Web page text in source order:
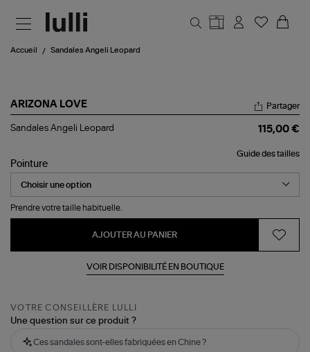
Accueil Sandales Angeli Leopard
ARIZONA LOVE
Sandales
Partager
Sandales Angeli Leopard 115,00 €
Guide des tailles
Pointure
Prendre votre taille habituelle.
AJOUTER AU PANIER
VOIR DISPONIBILITÉ EN BOUTIQUE
VOTRE CONSEILLÈRE LULLI
Une question sur ce produit ?
Ces sandales sont-elles fabriquées en Chine ?